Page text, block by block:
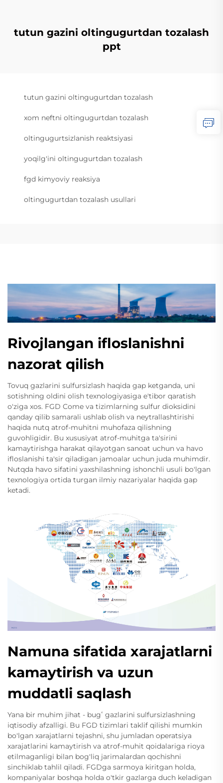
tutun gazini oltingugurtdan tozalash
ppt
tutun gazini oltingugurtdan tozalash
xom neftni oltingugurtdan tozalash
oltingugurtsizlanish reaktsiyasi
yoqilg'ini oltingugurtdan tozalash
fgd kimyoviy reaksiya
oltingugurtdan tozalash usullari
Rivojlangan ifloslanishni
nazorat qilish
Tovuq gazlarini sulfursizlash haqida gap ketganda, uni
sotishning oldini olish texnologiyasiga e'tibor qaratish
o'ziga xos. FGD Come va tizimlarning sulfur dioksidini
qanday qilib samarali ushlab olish va neytrallashtirishi
haqida nutq atrof-muhitni muhofaza qilishning
guvohligidir. Bu xususiyat atrof-muhitga ta'sirini
kamaytirishga harakat qilayotgan sanoat uchun va havo
ifloslanishi ta'sir qiladigan jamoalar uchun juda muhimdir.
Nutqda havo sifatini yaxshilashning ishonchli usuli bo'lgan
texnologiya ortida turgan ilmiy nazariyalar haqida gap
ketadi.
Namuna sifatida xarajatlarni
kamaytirish va uzun
muddatli saqlash
Yana bir muhim jihat - bugʻ gazlarini sulfursizlashning
iqtisodiy afzalligi. Bu FGD tizimlari taklif qilishi mumkin
bo'lgan xarajatlarni tejashni, shu jumladan operatsiya
xarajatlarini kamaytirish va atrof-muhit qoidalariga rioya
etilmaganligi bilan bog'liq jarimalardan qochishni
sinchiklab tahlil qiladi. FGDga sarmoya kiritgan holda,
kompaniyalar boshqa holda o'tkir gazlarga duch keladigan